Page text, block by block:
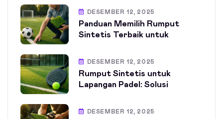
DESEMBER 12, 2025
Panduan Memilih Rumput
Sintetis Terbaik untuk
DESEMBER 12, 2025
Rumput Sintetis untuk
Lapangan Padel: Solusi
DESEMBER 12, 2025